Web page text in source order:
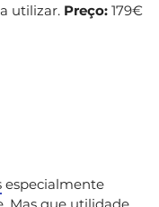
utilizar. Preço: 179€
especialmente
Mas que utilidade